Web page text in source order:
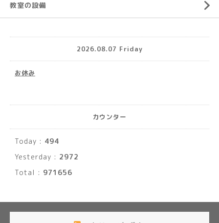
教室の設備
2026.08.07 Friday
お休み
カウンター
Today : 494
Yesterday : 2972
Total : 971656